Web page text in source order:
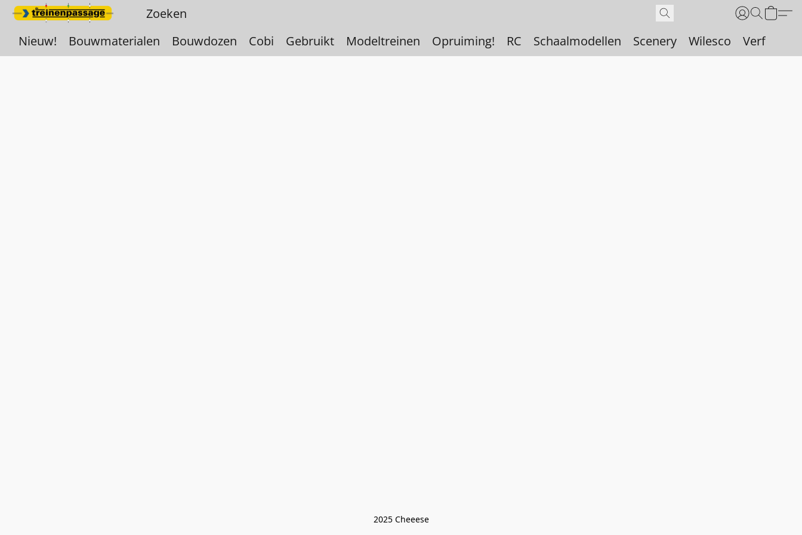
Nieuw! Bouwmaterialen Bouwdozen Cobi Gebruikt Modeltreinen Opruiming! RC Schaalmodellen Scenery Wilesco Verf
2025 Cheeese